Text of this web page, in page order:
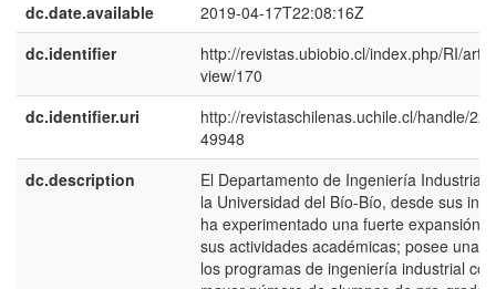
dc.date.available
2019-04-17T22:08:16Z
dc.identifier
http://revistas.ubiobio.cl/index.php/RI/
view/170
dc.identifier.uri
http://revistaschilenas.uchile.cl/handle/
49948
dc.description
El Departamento de Ingeniería Industrial
la Universidad del Bío-Bío, desde sus
ha experimentado una fuerte expansión
sus actividades académicas; posee una
los programas de ingeniería industrial con